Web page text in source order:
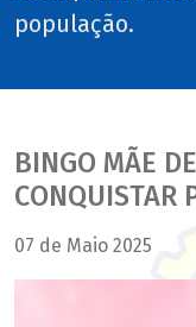
população.
BINGO MÃE
CONQUISTAR
07 de Maio 2025